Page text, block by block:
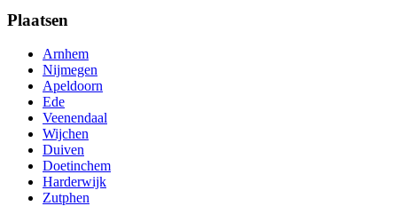
Plaatsen
Arnhem
Nijmegen
Apeldoorn
Ede
Veenendaal
Wijchen
Duiven
Doetinchem
Harderwijk
Zutphen